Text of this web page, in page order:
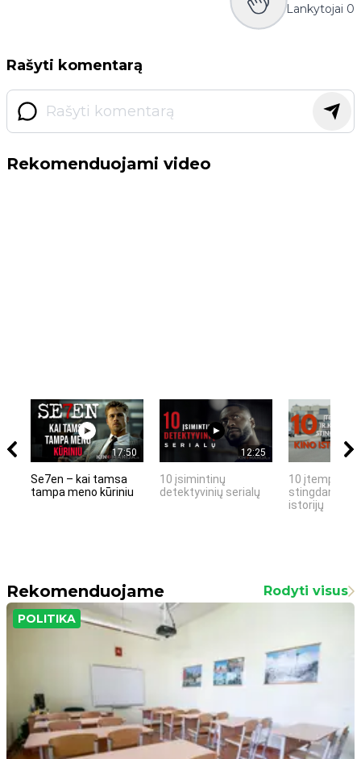
Lankytojai 0
Rašyti komentarą
Rekomenduojami video
17:50
Se7en – kai tamsa
tampa meno kūriniu
12:25
10 įsimintinų
detektyvinių serialų
10 įtemptų,
stingdančių
istorijų
Rekomenduojame Rodyti visus
POLITIKA